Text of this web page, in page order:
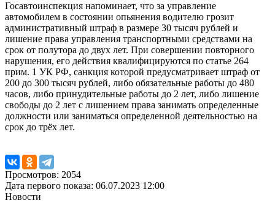
Госавтоинспекция напоминает, что за управление
автомобилем в состоянии опьянения водителю грозит
административный штраф в размере 30 тысяч рублей и
лишение права управления транспортными средствами на
срок от полутора до двух лет. При совершении повторного
нарушения, его действия квалифицируются по статье 264
прим. 1 УК РФ, санкция которой предусматривает штраф от
200 до 300 тысяч рублей, либо обязательные работы до 480
часов, либо принудительные работы до 2 лет, либо лишение
свободы до 2 лет с лишением права занимать определенные
должности или заниматься определенной деятельностью на
срок до трёх лет.
Просмотров: 2054
Дата первого показа: 06.07.2023 12:00
Новости